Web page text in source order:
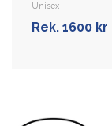
Unisex
Rek. 1600 kr
VIS MER